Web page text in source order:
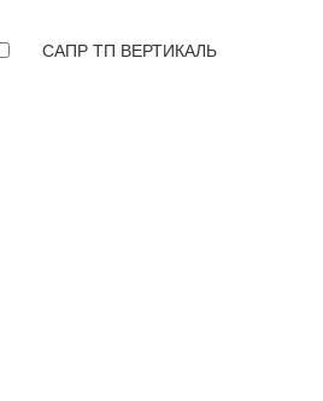
САПР ТП ВЕРТИКАЛЬ